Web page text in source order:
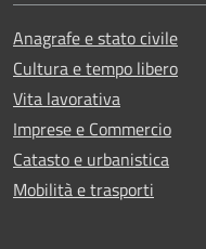
Anagrafe e stato civile
Cultura e tempo libero
Vita lavorativa
Imprese e Commercio
Catasto e urbanistica
Mobilità e trasporti